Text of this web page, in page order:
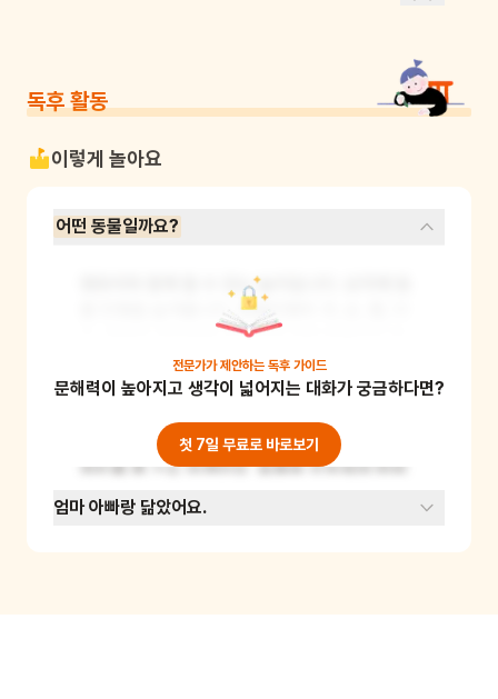
독후 활동
이렇게 놀아요
어떤 동물일까요?
영유아와 함께 할 수 있는 놀이입니다. 상자에 동
물 인형을 숨겨봅니다. 동물인형의 귀, 손, 팔, 다
리, 얼굴의 일부분을 보여주며 어떤 동물인지 맞
혀 보는 활동을 합니다. 예를 들어 토끼 인형을 숨
기고 "이 기다란 귀는 누구지~?"라고 질문을 해
봅니다. 영유아가 맞추기 어려워한다면 조금씩 다
른 부위를 보여주거나 의성어, 의태어를 활용하여
힌트를 줄 수도 있겠지요. 동물을 유추하여 맞혀
보는 활동을 통해 관찰력과 인지발달을 할 수 있
전문가가 제안하는 독후 가이드
문해력이 높아지고 생각이 넓어지는 대화가 궁금하다면?
첫 7일 무료로 바로보기
엄마 아빠랑 닮았어요.